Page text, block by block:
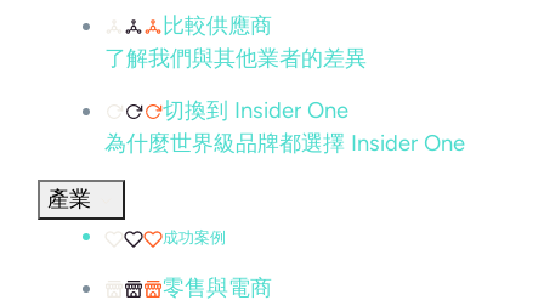
比較供應商
了解我們與其他業者的差異
切換到 Insider One
為什麼世界級品牌都選擇 Insider One
產業
成功案例
零售與電商